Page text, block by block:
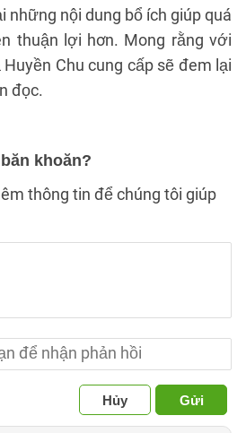
những nội dung bổ ích giúp quá
thuận lợi hơn. Mong rằng với
Chu cung cấp sẽ đem lại
đọc.
khoăn?
thông tin để chúng tôi giúp
Hủy
Gửi